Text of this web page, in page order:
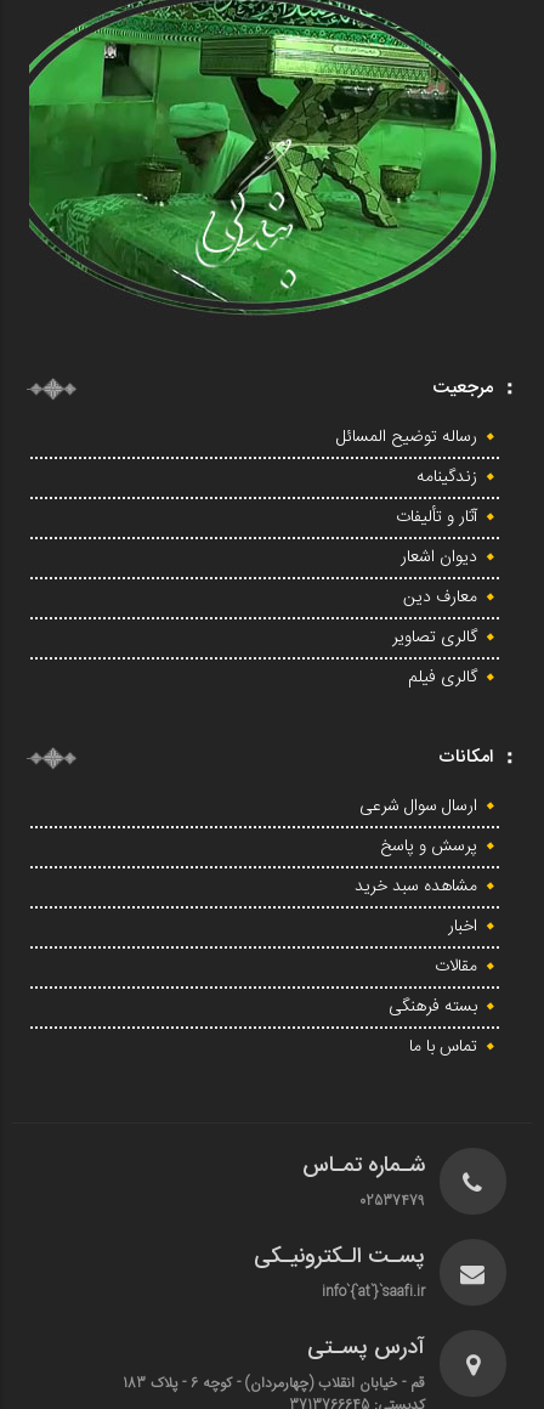
مرجعیت
رساله توضیح المسائل
زندگینامه
آثار و تألیفات
دیوان اشعار
معارف دین
گالری تصاویر
گالری فیلم
امکانات
ارسال سوال شرعی
پرسش و پاسخ
مشاهده سبد خرید
اخبار
مقالات
بسته فرهنگی
تماس با ما
شـماره تمـاس
02537479
پسـت الـکترونیـکی
info`{`at`}`saafi.ir
آدرس پسـتی
قم - خیابان انقلاب (چهارمردان)‌ - کوچه 6 - پلاک 183
کدپستی: 3713766645